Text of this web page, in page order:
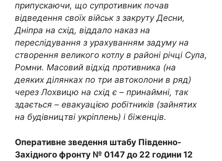
припускаючи, що супротивник почав
відведення своїх військ з закруту Десни,
Дніпра на схід, віддало наказ на
переслідування з урахуванням задуму на
створення великого котлу в районі річці Сула,
Ромни. Масовий відхід противника (на
деяких ділянках по три автоколони в ряд)
через Лохвицю на схід є – принаймні, так
здається – евакуацією робітників (зайнятих
на будівництві укріплень) і біженців.
Оперативне зведення штабу Південно-
Західного фронту № 0147 до 22 години 12